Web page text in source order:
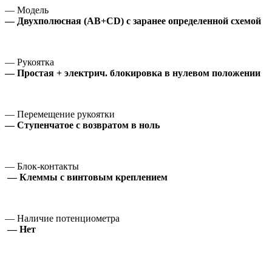
— Модель
— Двухполюсная (AB+CD) с заранее определенной схемой
— Рукоятка
— Простая + электрич. блокировка в нулевом положении
— Перемещение рукоятки
— Ступенчатое с возвратом в ноль
— Блок-контакты
— Клеммы с винтовым креплением
— Наличие потенциометра
— Нет